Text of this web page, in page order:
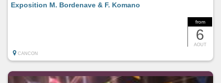
from
6
AOUT
Exposition M. Bordenave & F. Komano
CANCON